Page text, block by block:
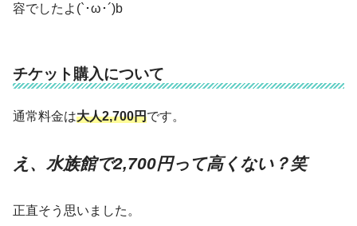
容でしたよ(`･ω･´)b
チケット購入について
通常料金は大人2,700円です。
え、水族館で2,700円って高くない？笑
正直そう思いました。